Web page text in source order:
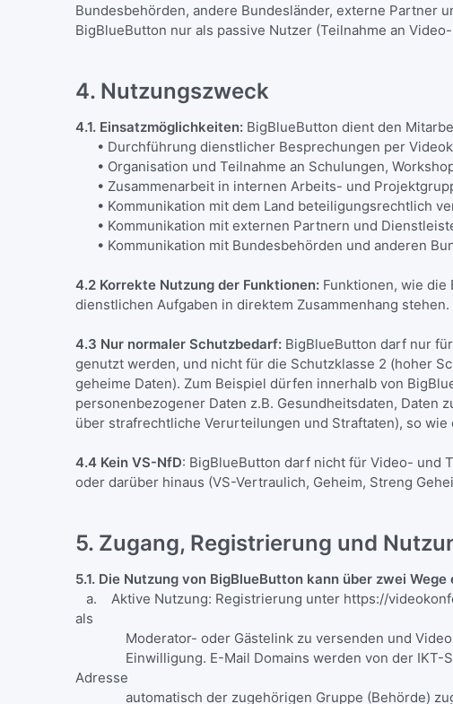
Bundesbehörden, andere Bundesländer, externe Partner
BigBlueButton nur als passive Nutzer (Teilnahme an
4. Nutzungszweck
4.1. Einsatzmöglichkeiten: BigBlueButton dient den
• Durchführung dienstlicher Besprechungen per
• Organisation und Teilnahme an Schulungen,
• Zusammenarbeit in internen Arbeits- und
• Kommunikation mit dem Land beteiligungsrechtlich
• Kommunikation mit externen Partnern und
• Kommunikation mit Bundesbehörden und anderen
4.2 Korrekte Nutzung der Funktionen: Funktionen, wie
dienstlichen Aufgaben in direktem Zusammenhang stehen.
4.3 Nur normaler Schutzbedarf: BigBlueButton darf nur
genutzt werden, und nicht für die Schutzklasse 2 (hoher
geheime Daten). Zum Beispiel dürfen innerhalb von
personenbezogener Daten z.B. Gesundheitsdaten,
über strafrechtliche Verurteilungen und Straftaten), so
4.4 Kein VS-NfD: BigBlueButton darf nicht für Video- und
oder darüber hinaus (VS-Vertraulich, Geheim, Streng
5. Zugang, Registrierung und
5.1. Die Nutzung von BigBlueButton kann über zwei Wege
a. Aktive Nutzung: Registrierung unter https://
als
Moderator- oder Gästelink zu versenden und Video-
Einwilligung. E-Mail Domains werden von der IKT-
Adresse
automatisch der zugehörigen Gruppe (Behörde)